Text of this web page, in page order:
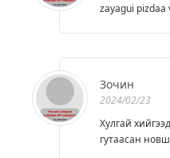
zayagui pizdaa
Зочин
2024/02/23
Хулгай
гутаасан